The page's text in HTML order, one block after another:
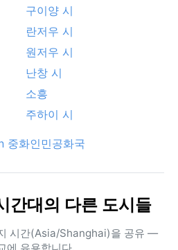
구이양 시
란저우 시
원저우 시
난창 시
소흥
주하이 시
중화인민공화국
간대의 다른 도시들
시간(Asia/Shanghai)을 공유 —